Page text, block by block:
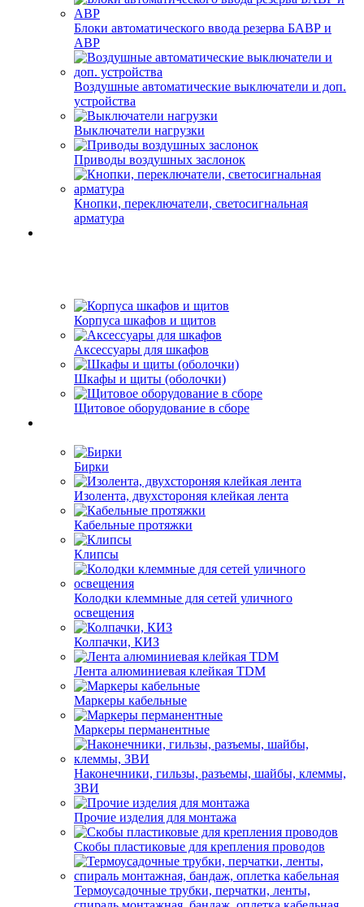
Блоки автоматического ввода резерва БАВР и
АВР
Воздушные автоматические выключатели и доп.
устройства
Выключатели нагрузки
Приводы воздушных заслонок
Кнопки, переключатели, светосигнальная
арматура
Корпуса шкафов и щитов
Аксессуары для шкафов
Шкафы и щиты (оболочки)
Щитовое оборудование в сборе
Бирки
Изолента, двухстороняя клейкая лента
Кабельные протяжки
Клипсы
Колодки клеммные для сетей уличного
освещения
Колпачки, КИЗ
Лента алюминиевая клейкая TDM
Маркеры кабельные
Маркеры перманентные
Наконечники, гильзы, разъемы, шайбы, клеммы,
ЗВИ
Прочие изделия для монтажа
Скобы пластиковые для крепления проводов
Термоусадочные трубки, перчатки, ленты,